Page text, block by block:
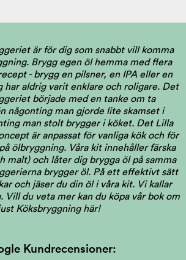
är för dig som snabbt vill komma
Brygg egen öl hemma med flera
- brygg en pilsner, en IPA eller en
har aldrig varit enklare och roligare. Det
började med en tanke om ta
någonting man gjorde lite skamset i
man stolt brygger i köket. Det Lilla
är anpassat för vanliga kök och för
ölbryggning. Våra kit innehåller färska
malt) och låter dig brygga öl på samma
brygger öl. På ett effektivt sätt
och jäser du din öl i våra kit. Vi kallar
Vill du veta mer kan du köpa vår bok om
Köksbryggning här!
Kundrecensioner: